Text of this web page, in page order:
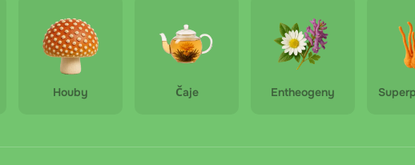
při převzetí : Platba v hotovosti nebo kartou při osobním odběru
mít připravenou přesnou částku.
převod : Bankovní převod na účet společnosti. Po objednání
Houby Čaje Entheogeny